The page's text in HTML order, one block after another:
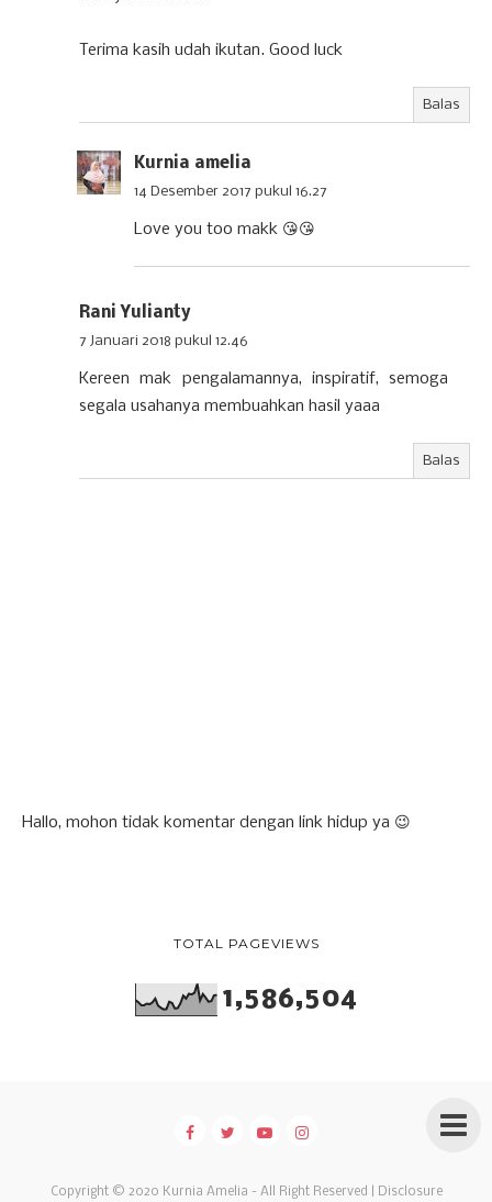
Terima kasih udah ikutan. Good luck
Balas
Kurnia amelia
14 Desember 2017 pukul 16.27
Love you too makk 😘😘
Rani Yulianty
7 Januari 2018 pukul 12.46
Kereen mak pengalamannya, inspiratif, semoga
segala usahanya membuahkan hasil yaaa
Balas
Hallo, mohon tidak komentar dengan link hidup ya 😉
TOTAL PAGEVIEWS
1,586,504
Copyright © 2020 Kurnia Amelia - All Right Reserved | Disclosure